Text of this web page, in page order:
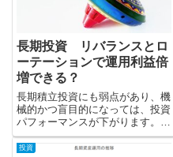
長期投資 リバランスとロ
ーテーションで運用利益倍
増できる？
長期積立投資にも弱点があり、機
械的かつ盲目的になっては、投資
パフォーマンスが下がります。定
期的にローテーションを行うこと
で、長期積立投資とディトレの間
投資